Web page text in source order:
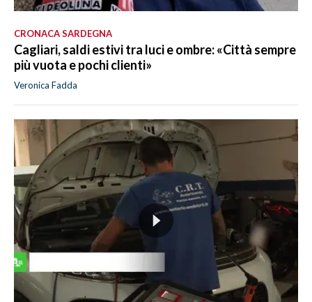
CRONACA SARDEGNA
Cagliari, saldi estivi tra luci e ombre: «Città sempre
più vuota e pochi clienti»
Veronica Fadda